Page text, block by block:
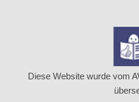
Diese Website wurde vom